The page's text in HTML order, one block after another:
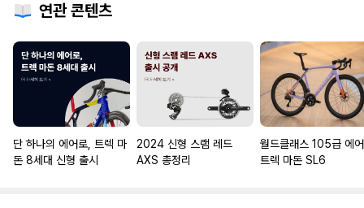
연관 콘텐츠
단 하나의 에어로, 트렉 마
돈 8세대 신형 출시
2024 신형 스램 레드
AXS 총정리
월드클래스 105급 에
트렉 마돈 SL6